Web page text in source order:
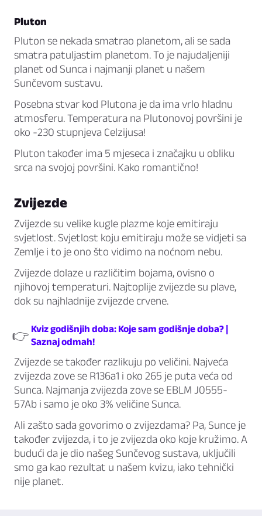
Pluton
Pluton se nekada smatrao planetom, ali se sada
smatra patuljastim planetom. To je najudaljeniji
planet od Sunca i najmanji planet u našem
Sunčevom sustavu.
Posebna stvar kod Plutona je da ima vrlo hladnu
atmosferu. Temperatura na Plutonovoj površini je
oko -230 stupnjeva Celzijusa!
Pluton također ima 5 mjeseca i značajku u obliku
srca na svojoj površini. Kako romantično!
Zvijezde
Zvijezde su velike kugle plazme koje emitiraju
svjetlost. Svjetlost koju emitiraju može se vidjeti sa
Zemlje i to je ono što vidimo na noćnom nebu.
Zvijezde dolaze u različitim bojama, ovisno o
njihovoj temperaturi. Najtoplije zvijezde su plave,
dok su najhladnije zvijezde crvene.
👉 Kviz godišnjih doba: Koje sam godišnje doba? |
Saznaj odmah!
Zvijezde se također razlikuju po veličini. Najveća
zvijezda zove se R136a1 i oko 265 je puta veća od
Sunca. Najmanja zvijezda zove se EBLM J0555-
57Ab i samo je oko 3% veličine Sunca.
Ali zašto sada govorimo o zvijezdama? Pa, Sunce je
također zvijezda, i to je zvijezda oko koje kružimo. A
budući da je dio našeg Sunčevog sustava, uključili
smo ga kao rezultat u našem kvizu, iako tehnički
nije planet.